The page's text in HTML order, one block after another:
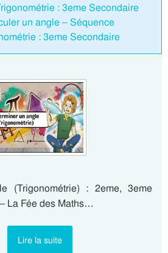
: 3eme Secondaire
un angle – Séquence
: 3eme Secondaire
(Trigonométrie) : 2eme, 3eme
La Fée des Maths…
Lire la suite